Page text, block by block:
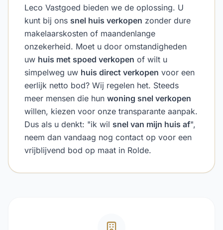
Leco Vastgoed bieden we de oplossing. U
kunt bij ons snel huis verkopen zonder dure
makelaarskosten of maandenlange
onzekerheid. Moet u door omstandigheden
uw huis met spoed verkopen of wilt u
simpelweg uw huis direct verkopen voor een
eerlijk netto bod? Wij regelen het. Steeds
meer mensen die hun woning snel verkopen
willen, kiezen voor onze transparante aanpak.
Dus als u denkt: "ik wil snel van mijn huis af",
neem dan vandaag nog contact op voor een
vrijblijvend bod op maat in Rolde.